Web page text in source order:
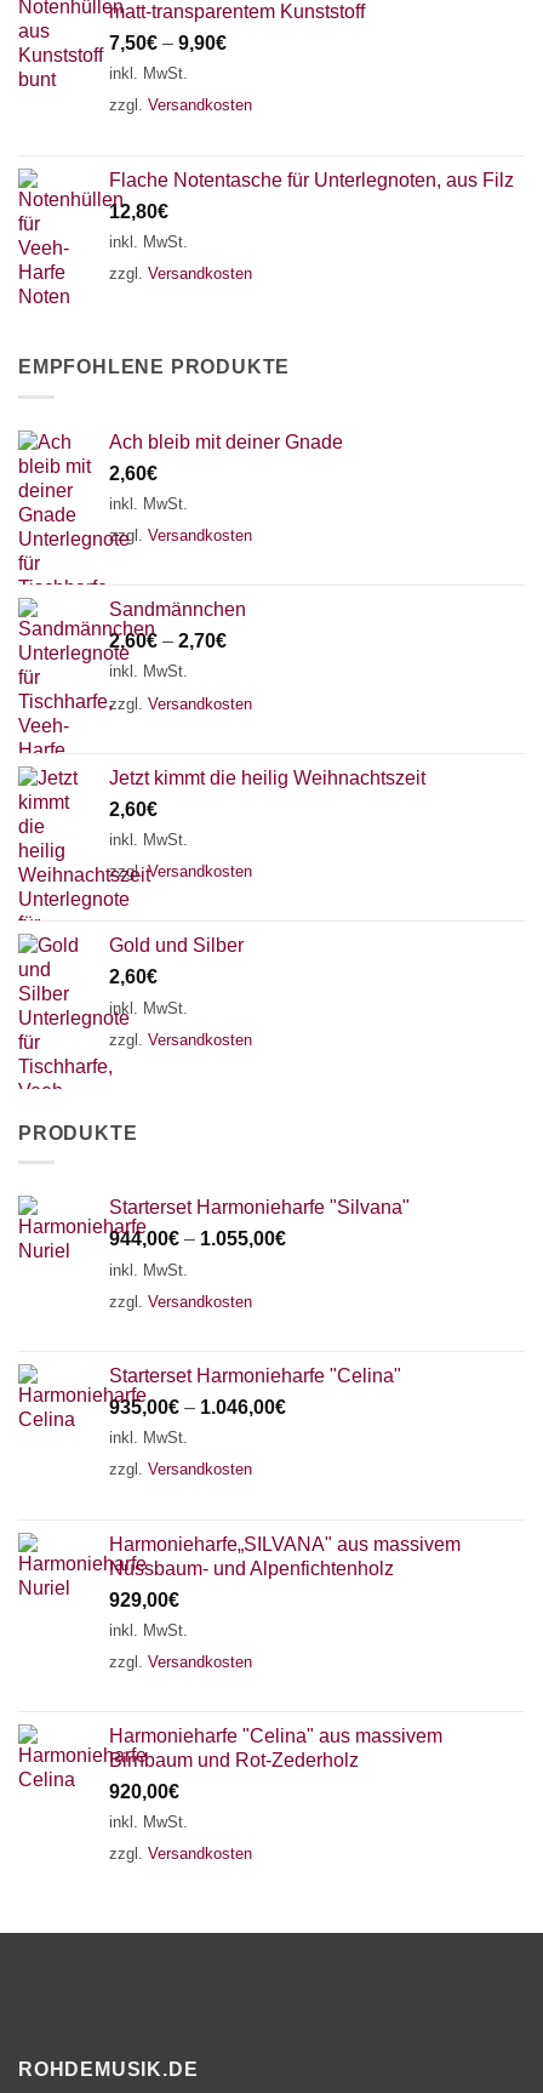
matt-transparentem Kunststoff
7,50€ – 9,90€
inkl. MwSt.
zzgl. Versandkosten
Flache Notentasche für Unterlegnoten, aus Filz
12,80€
inkl. MwSt.
zzgl. Versandkosten
EMPFOHLENE PRODUKTE
Ach bleib mit deiner Gnade
2,60€
inkl. MwSt.
zzgl. Versandkosten
Sandmännchen
2,60€ – 2,70€
inkl. MwSt.
zzgl. Versandkosten
Jetzt kimmt die heilig Weihnachtszeit
2,60€
inkl. MwSt.
zzgl.Versandkosten
Gold und Silber
2,60€
inkl. MwSt.
zzgl. Versandkosten
PRODUKTE
Starterset Harmonieharfe "Silvana"
944,00€ – 1.055,00€
inkl. MwSt.
zzgl. Versandkosten
Starterset Harmonieharfe "Celina"
935,00€ – 1.046,00€
inkl. MwSt.
zzgl. Versandkosten
Harmonieharfe„SILVANA" aus massivem
Nussbaum- und Alpenfichtenholz
929,00€
inkl. MwSt.
zzgl. Versandkosten
Harmonieharfe "Celina" aus massivem
Birnbaum und Rot-Zederholz
920,00€
inkl. MwSt.
zzgl. Versandkosten
ROHDEMUSIK.DE